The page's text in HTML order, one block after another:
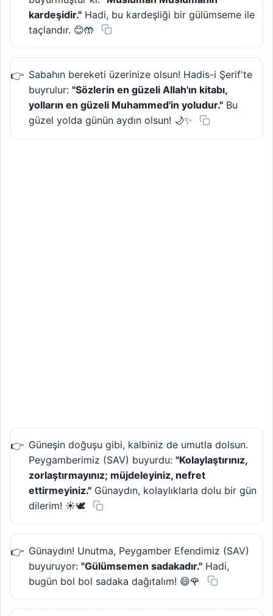
kardeşidir." Hadi, bu kardeşliği bir gülümseme ile
taçlandır. 😊🤲
Sabahın bereketi üzerinize olsun! Hadis-i Şerif'te
buyrulur: "Sözlerin en güzeli Allah'ın kitabı,
yolların en güzeli Muhammed'in yoludur." Bu
güzel yolda günün aydın olsun! 🌙✨
Güneşin doğuşu gibi, kalbiniz de umutla dolsun.
Peygamberimiz (SAV) buyurdu: "Kolaylaştırınız,
zorlaştırmayınız; müjdeleyiniz, nefret
ettirmeyiniz." Günaydın, kolaylıklarla dolu bir gün
dilerim! ☀️🕊️
Günaydın! Unutma, Peygamber Efendimiz (SAV)
buyuruyor: "Gülümsemen sadakadır." Hadi,
bugün bol bol sadaka dağıtalım! 😄🌹